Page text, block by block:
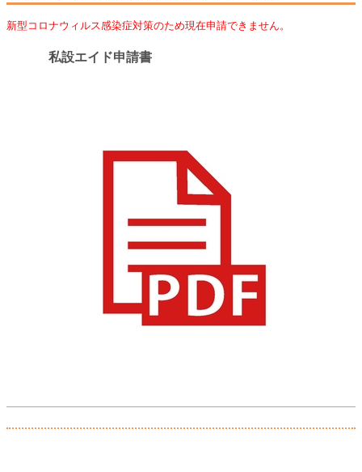
新型コロナウィルス感染症対策のため現在申請できません。
私設エイド申請書